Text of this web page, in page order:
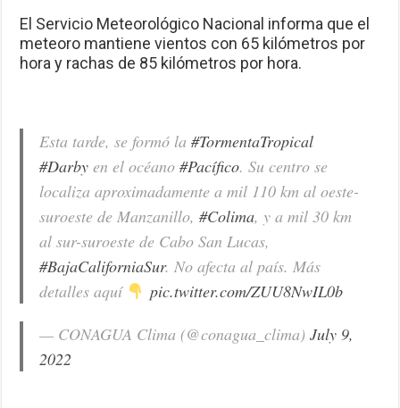
El Servicio Meteorológico Nacional informa que el
meteoro mantiene vientos con 65 kilómetros por
hora y rachas de 85 kilómetros por hora.
Esta tarde, se formó la#TormentaTropical
#Darby en el océano#Pacífico. Su centro se
localiza aproximadamente a mil 110 km al oeste-
suroeste de Manzanillo,#Colima, y a mil 30 km
al sur-suroeste de Cabo San Lucas,
#BajaCaliforniaSur. No afecta al país. Más
detalles aquí
pic.twitter.com/ZUU8NwIL0b
— CONAGUA Clima (@conagua_clima)July 9,
2022